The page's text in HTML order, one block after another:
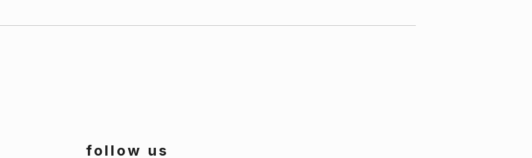
follow us